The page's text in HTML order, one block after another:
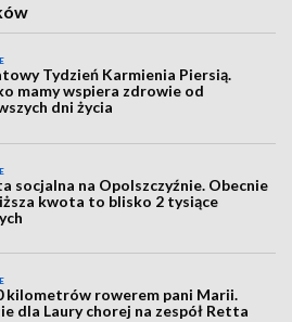
Tydzień Karmienia Piersią.
mamy wspiera zdrowie od
dni życia
socjalna na Opolszczyźnie. Obecnie
kwota to blisko 2 tysiące
kilometrów rowerem pani Marii.
dla Laury chorej na zespół Retta